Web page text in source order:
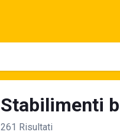
Stabilimenti
261 Risultati